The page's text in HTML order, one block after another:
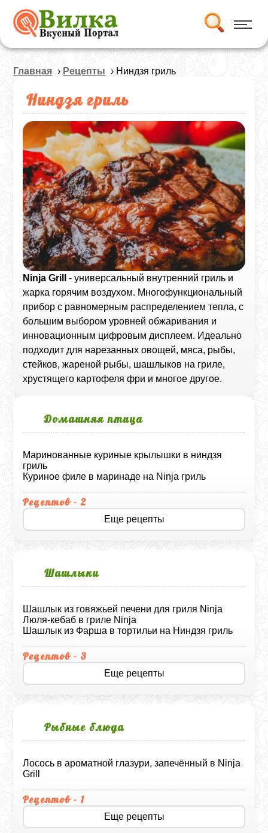
Главная › Рецепты › Ниндзя гриль
Ниндзя гриль
Ninja Grill
- универсальный внутренний гриль и
жарка горячим воздухом. Многофункциональный
прибор с равномерным распределением тепла, с
большим выбором уровней обжаривания и
инновационным цифровым дисплеем. Идеально
подходит для нарезанных овощей, мяса, рыбы,
стейков, жареной рыбы, шашлыков на гриле,
хрустящего картофеля фри и многое другое.
Домашняя птица
Маринованные куриные крылышки в ниндзя
гриль
Куриное филе в маринаде на Ninja гриль
Рецептов - 2
Еще рецепты
Шашлыки
Шашлык из говяжьей печени для гриля Ninja
Люля-кебаб в гриле Ninja
Шашлык из Фарша в тортильи на Ниндзя гриль
Рецептов - 3
Еще рецепты
Рыбные блюда
Лосось в ароматной глазури, запечённый в Ninja
Grill
Рецептов - 1
Еще рецепты